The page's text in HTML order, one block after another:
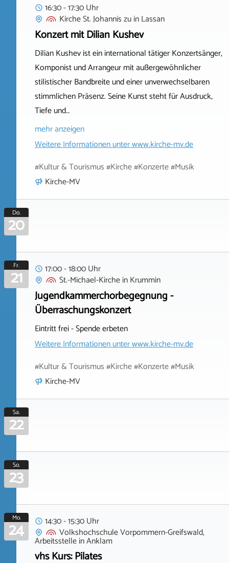
16:30 - 17:30 Uhr
Kirche St. Johannis zuinLassan
Konzert mit Dilian Kushev
Dilian Kushev ist ein international tätiger Konzertsänger,
Komponist und Arrangeur mit außergewöhnlicher
stilistischer Bandbreite und einer unverwechselbaren
stimmlichen Präsenz. Seine Kunst steht für Ausdruck,
Tiefe und…
mehr anzeigen
Weitere Informationen unterwww.kirche-mv.de
#Kultur & Tourismus #Kirche #Konzerte #Musik
Kirche-MV
Do.
20
Fr.
21
17:00 - 18:00 Uhr
St.-Michael-KircheinKrummin
Jugendkammerchorbegegnung -
Überraschungskonzert
Eintritt frei - Spende erbeten
Weitere Informationen unterwww.kirche-mv.de
#Kultur & Tourismus #Kirche #Konzerte #Musik
Kirche-MV
Sa.
22
So.
23
Mo.
24
14:30 - 15:30 Uhr
Volkshochschule Vorpommern-Greifswald,
ArbeitsstelleinAnklam
vhs Kurs: Pilates